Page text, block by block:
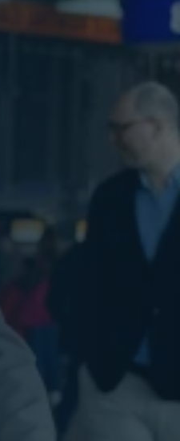
Fragen?
aber erst später – wenn
arbeiten.